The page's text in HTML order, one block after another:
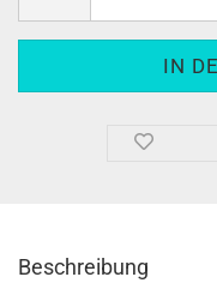
Beschreibung